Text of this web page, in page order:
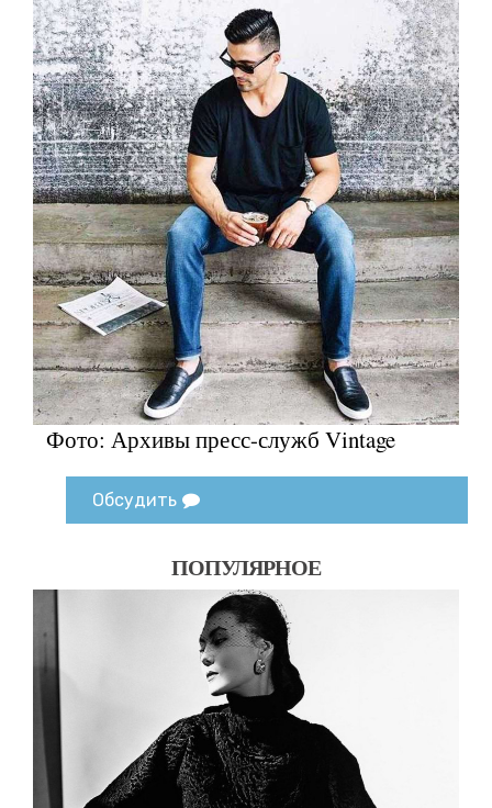
Фото: Архивы пресс-служб Vintage
Обсудить
ПОПУЛЯРНОЕ